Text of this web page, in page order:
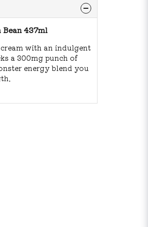
437ml
with an indulgent
a 300mg punch of
energy blend you